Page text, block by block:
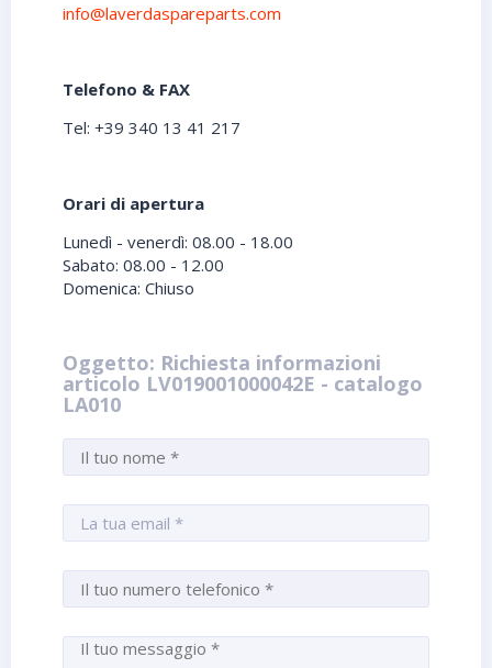
info@laverdaspareparts.com
Telefono & FAX
Tel: +39 340 13 41 217
Orari di apertura
Lunedì - venerdì: 08.00 - 18.00
Sabato: 08.00 - 12.00
Domenica: Chiuso
Oggetto: Richiesta informazioni
articolo LV019001000042E - catalogo
LA010